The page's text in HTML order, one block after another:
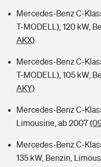
Mercedes-Benz C-
T-MODELL), 120 kW,
AKX)
Mercedes-Benz C-
T-MODELL), 105 kW,
AKY)
Mercedes-Benz C-
Limousine, ab 2007
Mercedes-Benz C-
135 kW, Benzin,